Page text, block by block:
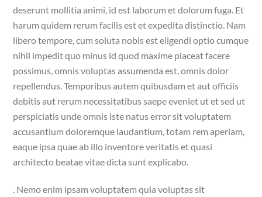
deserunt mollitia animi, id est laborum et dolorum fuga. Et
harum quidem rerum facilis est et expedita distinctio. Nam
libero tempore, cum soluta nobis est eligendi optio cumque
nihil impedit quo minus id quod maxime placeat facere
possimus, omnis voluptas assumenda est, omnis dolor
repellendus. Temporibus autem quibusdam et aut officiis
debitis aut rerum necessitatibus saepe eveniet ut et sed ut
perspiciatis unde omnis iste natus error sit voluptatem
accusantium doloremque laudantium, totam rem aperiam,
eaque ipsa quae ab illo inventore veritatis et quasi
architecto beatae vitae dicta sunt explicabo.
. Nemo enim ipsam voluptatem quia voluptas sit